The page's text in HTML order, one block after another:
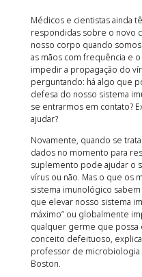
Médicos e cientistas ainda
respondidas sobre o novo
nosso corpo quando
as mãos com frequência e
impedir a propagação do
perguntando: há algo que
defesa do nosso sistema
se entrarmos em contato?
ajudar?
Novamente, quando se
dados no momento para
suplemento pode ajudar o
vírus ou não. Mas o que os
sistema imunológico
que elevar nosso sistema
máximo” ou globalmente
qualquer germe que possa
conceito defeituoso, explica
professor de microbiologia
Boston.